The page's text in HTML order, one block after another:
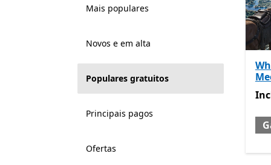
Mais populares
Novos e em alta
Populares gratuitos
Principais pagos
Ofertas